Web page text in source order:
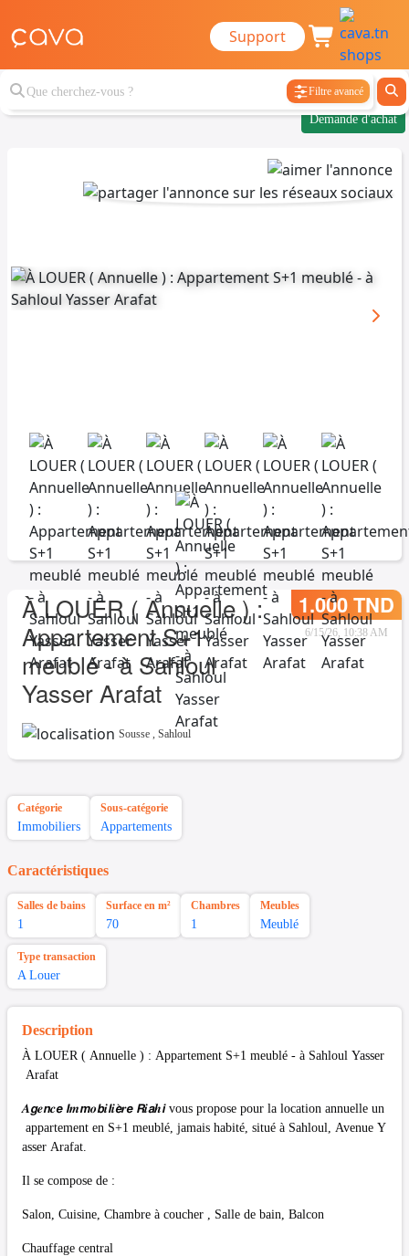
Support
Filtre avancé
Demande d'achat
À LOUER ( Annuelle ) :
Appartement S+1
meublé - à Sahloul
Yasser Arafat
1.000 TND
6/15/26, 10:38 AM
Sousse , Sahloul
Catégorie
Immobiliers
Sous-catégorie
Appartements
Caractéristiques
Salles de bains
1
Surface en m²
70
Chambres
1
Meubles
Meublé
Type transaction
A Louer
Description
À LOUER ( Annuelle ) : Appartement S+1 meublé - à Sahloul Yasser
Arafat
𝑨𝙜𝒆𝙣𝒄𝙚 𝙄𝒎𝙢𝒐𝙗𝒊𝙡𝒊𝙚̀𝒓𝙚 𝙍𝒊𝙖𝒉𝙞 vous propose pour la location annuelle un
appartement en S+1 meublé, jamais habité, situé à Sahloul, Avenue Y
asser Arafat.
Il se compose de :
Salon, Cuisine, Chambre à coucher , Salle de bain, Balcon
Chauffage central